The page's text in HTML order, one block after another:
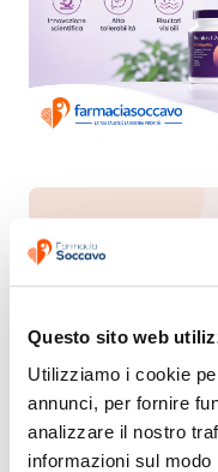
Questo sito web
Utilizziamo i cookie
annunci, per fornire
analizzare il nostro
informazioni sul